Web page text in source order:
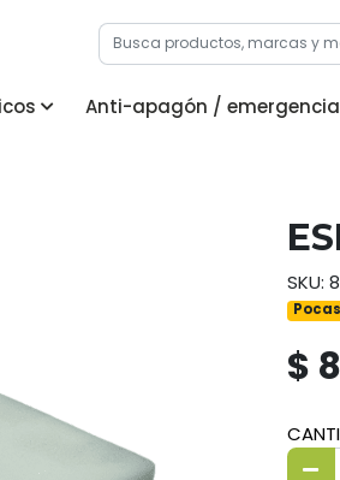
Anti-apagón / emergencia
SKU:
$